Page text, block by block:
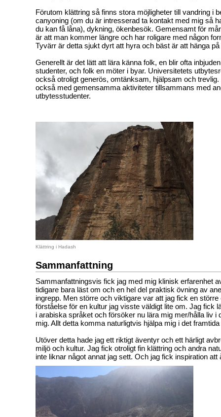
Förutom klättring så finns stora möjligheter till vandring i
canyoning (om du är intresserad ta kontakt med mig så
du kan få låna), dykning, ökenbesök. Gemensamt för
är att man kommer längre och har roligare med någon
Tyvärr är detta sjukt dyrt att hyra och bäst är att hänga
Generellt är det lätt att lära känna folk, en blir ofta
studenter, och folk en möter i byar. Universitetets
också otroligt generös, omtänksam, hjälpsam och
också med gemensamma aktiviteter tillsammans med
utbytesstudenter.
Klättring i Hadash
Sammanfattning
Sammanfattningsvis fick jag med mig klinisk erfarenhet
tidigare bara läst om och en hel del praktisk övning av
ingrepp. Men större och viktigare var att jag fick en större
förståelse för en kultur jag visste väldigt lite om. Jag fick
i arabiska språket och försöker nu lära mig mer/hålla liv i
mig. Allt detta komma naturligtvis hjälpa mig i det
Utöver detta hade jag ett riktigt äventyr och ett härligt
miljö och kultur. Jag fick otroligt fin klättring och andra
inte liknar något annat jag sett. Och jag fick inspiration att